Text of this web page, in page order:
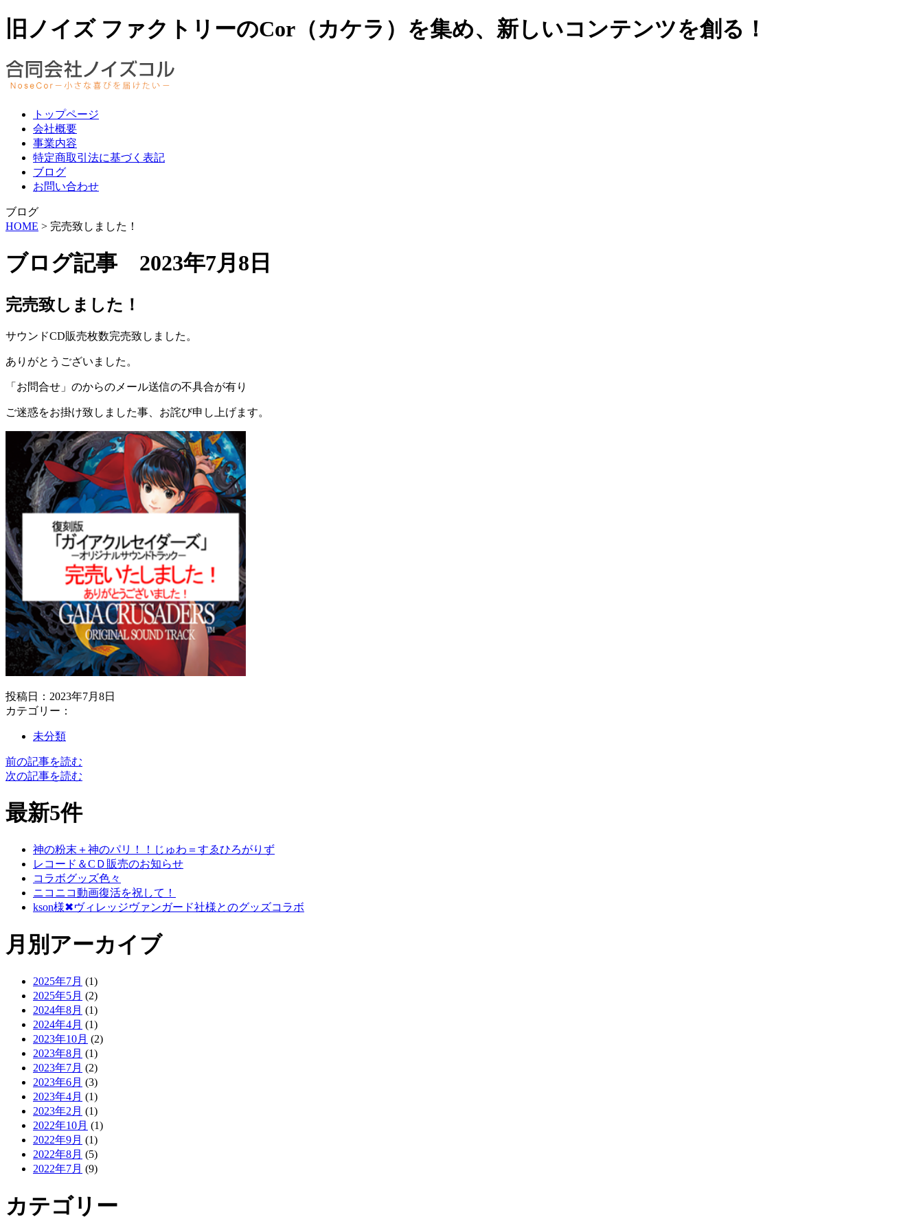
旧ノイズ ファクトリーのCor（カケラ）を集め、新しいコンテンツを創る！
トップページ
会社概要
事業内容
特定商取引法に基づく表記
ブログ
お問い合わせ
ブログ
HOME > 完売致しました！
ブログ記事 2023年7月8日
完売致しました！
サウンドCD販売枚数完売致しました。
ありがとうございました。
「お問合せ」のからのメール送信の不具合が有り
ご迷惑をお掛け致しました事、お詫び申し上げます。
投稿日：2023年7月8日
カテゴリー：
未分類
前の記事を読む
次の記事を読む
最新5件
神の粉末＋神のパリ！！じゅわ＝すゑひろがりず
レコード＆CＤ販売のお知らせ
コラボグッズ色々
ニコニコ動画復活を祝して！
kson様✖ヴィレッジヴァンガード社様とのグッズコラボ
月別アーカイブ
2025年7月 (1)
2025年5月 (2)
2024年8月 (1)
2024年4月 (1)
2023年10月 (2)
2023年8月 (1)
2023年7月 (2)
2023年6月 (3)
2023年4月 (1)
2023年2月 (1)
2022年10月 (1)
2022年9月 (1)
2022年8月 (5)
2022年7月 (9)
カテゴリー